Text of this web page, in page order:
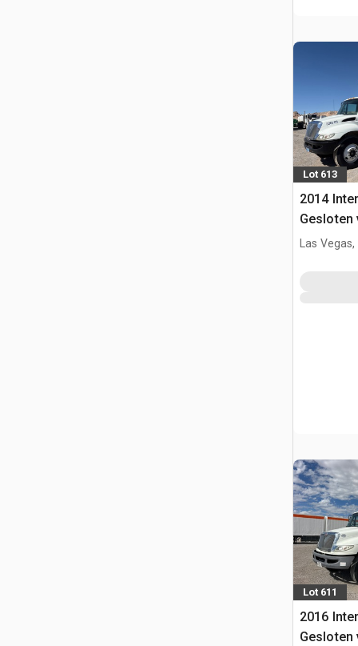
Lot 613
2014
Gesloten
Las Vegas,
Lot 611
2016
Gesloten